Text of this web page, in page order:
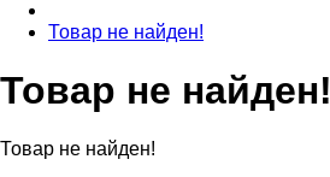
Товар не найден!
Товар не найден!
Товар не найден!